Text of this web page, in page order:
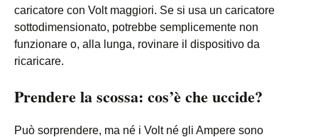
caricatore con Volt maggiori. Se si usa un caricatore
sottodimensionato, potrebbe semplicemente non
funzionare o, alla lunga, rovinare il dispositivo da
ricaricare.
Prendere la scossa: cos’è che uccide?
Può sorprendere, ma né i Volt né gli Ampere sono